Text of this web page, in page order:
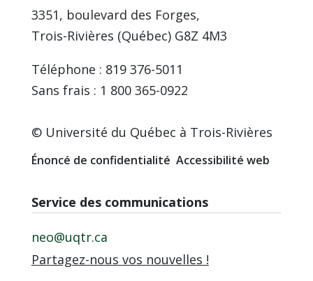
3351, boulevard des Forges,
Trois-Rivières (Québec) G8Z 4M3
Téléphone : 819 376-5011
Sans frais : 1 800 365-0922
© Université du Québec à Trois-Rivières
Énoncé de confidentialité Accessibilité web
Service des communications
neo@uqtr.ca
Partagez-nous vos nouvelles !